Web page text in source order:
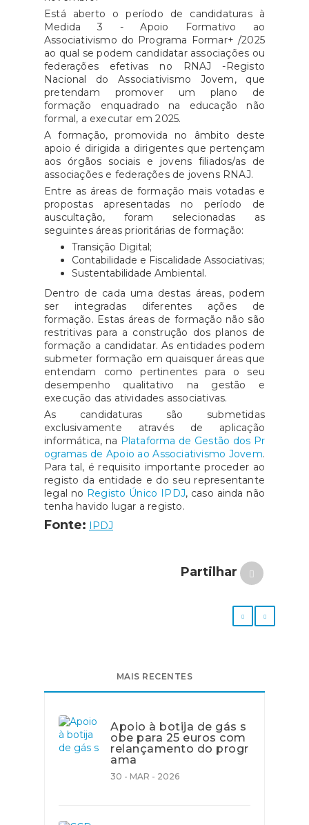
Está aberto o período de candidaturas à
Medida 3 - Apoio Formativo ao
Associativismo do Programa Formar+ /2025
ao qual se podem candidatar associações ou
federações efetivas no RNAJ -Registo
Nacional do Associativismo Jovem, que
pretendam promover um plano de
formação enquadrado na educação não
formal, a executar em 2025.
A formação, promovida no âmbito deste
apoio é dirigida a dirigentes que pertençam
aos órgãos sociais e jovens filiados/as de
associações e federações de jovens RNAJ.
Entre as áreas de formação mais votadas e
propostas apresentadas no período de
auscultação, foram selecionadas as
seguintes áreas prioritárias de formação:
Transição Digital;
Contabilidade e Fiscalidade Associativas;
Sustentabilidade Ambiental.
Dentro de cada uma destas áreas, podem
ser integradas diferentes ações de
formação. Estas áreas de formação não são
restritivas para a construção dos planos de
formação a candidatar. As entidades podem
submeter formação em quaisquer áreas que
entendam como pertinentes para o seu
desempenho qualitativo na gestão e
execução das atividades associativas.
As candidaturas são submetidas
exclusivamente através de aplicação
informática, na Plataforma de Gestão dos Pr
ogramas de Apoio ao Associativismo Jovem.
Para tal, é requisito importante proceder ao
registo da entidade e do seu representante
legal no Registo Único IPDJ, caso ainda não
tenha havido lugar a registo.
Fonte: IPDJ
Partilhar
MAIS RECENTES
Apoio à botija de gás s
obe para 25 euros com
relançamento do progr
ama
30 - MAR - 2026